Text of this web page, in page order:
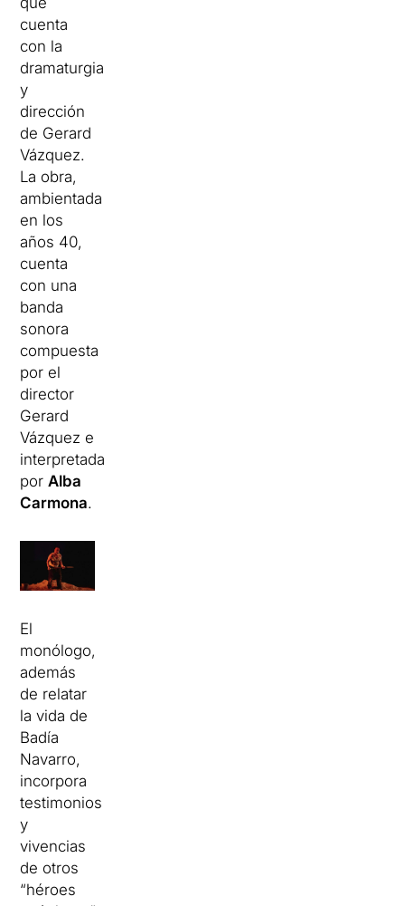
cuenta
con la
dramaturgia
y
dirección
de Gerard
Vázquez.
La obra,
ambientada
en los
años 40,
cuenta
con una
banda
sonora
compuesta
por el
director
Gerard
Vázquez e
interpretada
porAlba
Carmona.
El
monólogo,
además
de relatar
la vida de
Badía
Navarro,
incorpora
testimonios
y
vivencias
de otros
“héroes